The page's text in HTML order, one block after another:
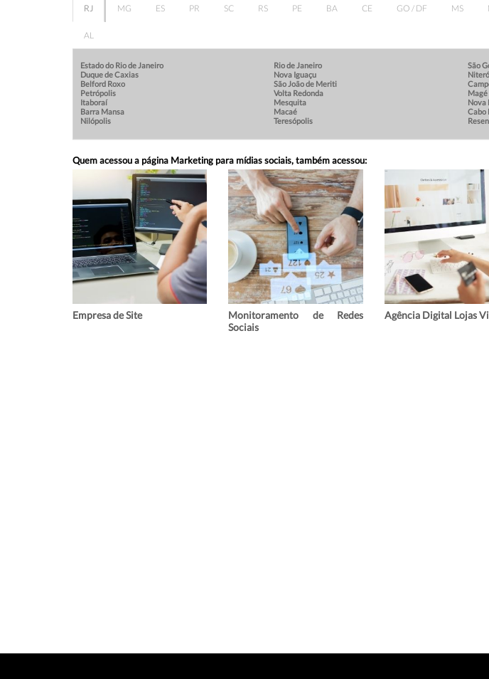
RJ MG ES PR SC RS PE BA CE GO / DF MS
AL
Estado do Rio de Janeiro Rio de Janeiro
São
Duque de Caxias
Nova Iguaçu
Belford Roxo
São João de Meriti
Petrópolis
Volta Redonda
Magé
Itaboraí
Mesquita
Nova
Barra Mansa
Macaé
Cabo
Nilópolis
Teresópolis
Quem acessou a página Marketing para mídias sociais, também acessou:
Empresa de Site
Monitoramento de Redes
Sociais
Agência Digital Lojas